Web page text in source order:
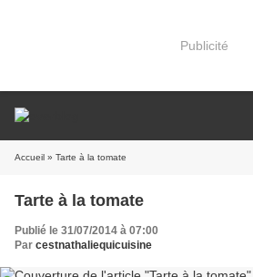
Publicité
Accueil » Tarte à la tomate
Tarte à la tomate
Publié le 31/07/2014 à 07:00
Par cestnathaliequicuisine